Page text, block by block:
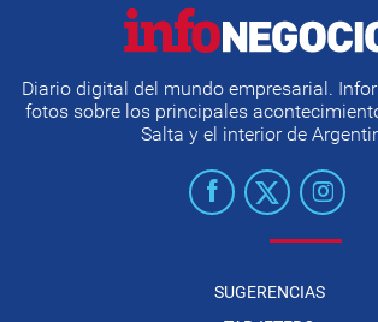
Diario digital del mundo empresarial.
fotos sobre los principales
Salta y el interior de
SUGERENCIAS